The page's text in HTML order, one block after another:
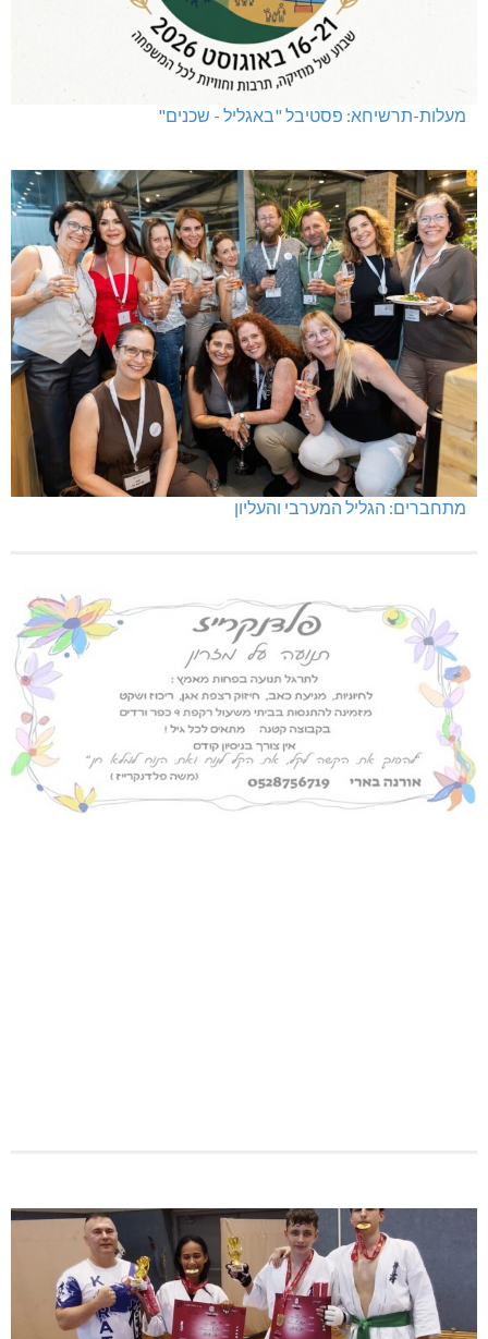
מעלות-תרשיחא: פסטיבל "באגליל - שכנים"
מתחברים: הגליל המערבי והעליון